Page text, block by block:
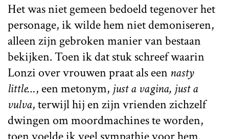
Het was niet gemeen bedoeld tegenover het
personage, ik wilde hem niet demoniseren,
alleen zijn gebroken manier van bestaan
bekijken. Toen ik dat stuk schreef waarin
Lonzi over vrouwen praat als eennasty
little…, een metonym, just a vagina, just a
vulva, terwijl hij en zijn vrienden zichzelf
dwingen om moordmachines te worden,